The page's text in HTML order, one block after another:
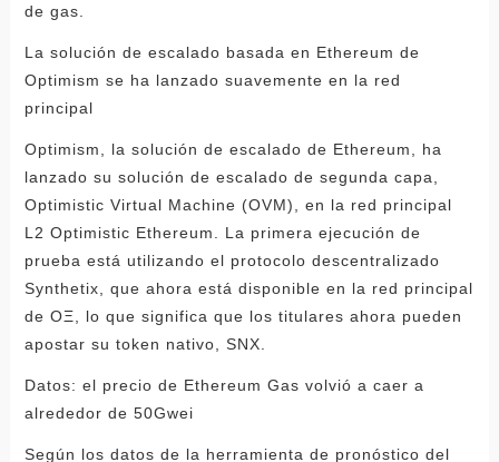
de gas.
La solución de escalado basada en Ethereum de
Optimism se ha lanzado suavemente en la red
principal
Optimism, la solución de escalado de Ethereum, ha
lanzado su solución de escalado de segunda capa,
Optimistic Virtual Machine (OVM), en la red principal
L2 Optimistic Ethereum. La primera ejecución de
prueba está utilizando el protocolo descentralizado
Synthetix, que ahora está disponible en la red principal
de OΞ, lo que significa que los titulares ahora pueden
apostar su token nativo, SNX.
Datos: el precio de Ethereum Gas volvió a caer a
alrededor de 50Gwei
Según los datos de la herramienta de pronóstico del